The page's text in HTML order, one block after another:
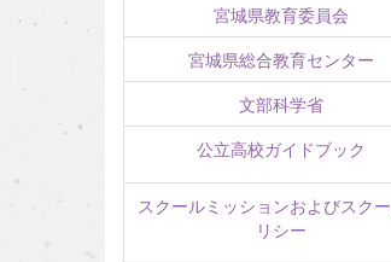
宮城県教育委員会
宮城県総合教育センター
文部科学省
公立高校ガイドブック
スクールミッションおよびスク
リシー